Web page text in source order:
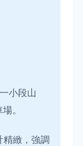
小段山
。
精緻，強調